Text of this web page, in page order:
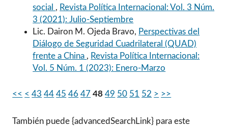
social , Revista Política Internacional: Vol. 3 Núm.
3 (2021): Julio-Septiembre
Lic. Dairon M. Ojeda Bravo, Perspectivas del
Diálogo de Seguridad Cuadrilateral (QUAD)
frente a China , Revista Política Internacional:
Vol. 5 Núm. 1 (2023): Enero-Marzo
<< < 43 44 45 46 47 48 49 50 51 52 > >>
También puede {advancedSearchLink} para este